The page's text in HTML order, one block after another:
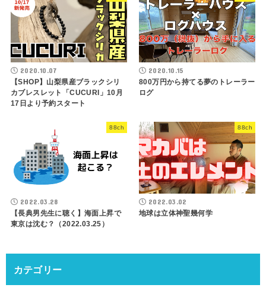
2020.10.07
【SHOP】山梨県産ブラックシリ
カブレスレット「CUCURI」10月
17日より予約スタート
2020.10.15
800万円から持てる夢のトレーラー
ログ
88ch
2022.03.28
【長典男先生に聴く】海面上昇で
東京は沈む？（2022.03.25）
88ch
2022.03.02
地球は立体神聖幾何学
カテゴリー